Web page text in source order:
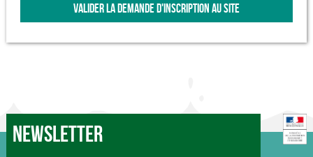
VALIDER LA DEMANDE D'INSCRIPTION AU SITE
Newsletter